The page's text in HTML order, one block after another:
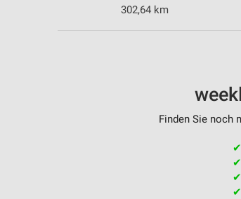
302,64 km
Finden Sie noch
✔
✔
✔
✔